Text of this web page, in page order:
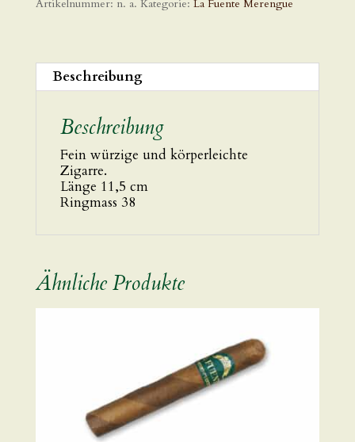
Artikelnummer: n. a. Kategorie: La Fuente Merengue
Beschreibung
Beschreibung
Fein würzige und körperleichte
Zigarre.
Länge 11,5 cm
Ringmass 38
Ähnliche Produkte